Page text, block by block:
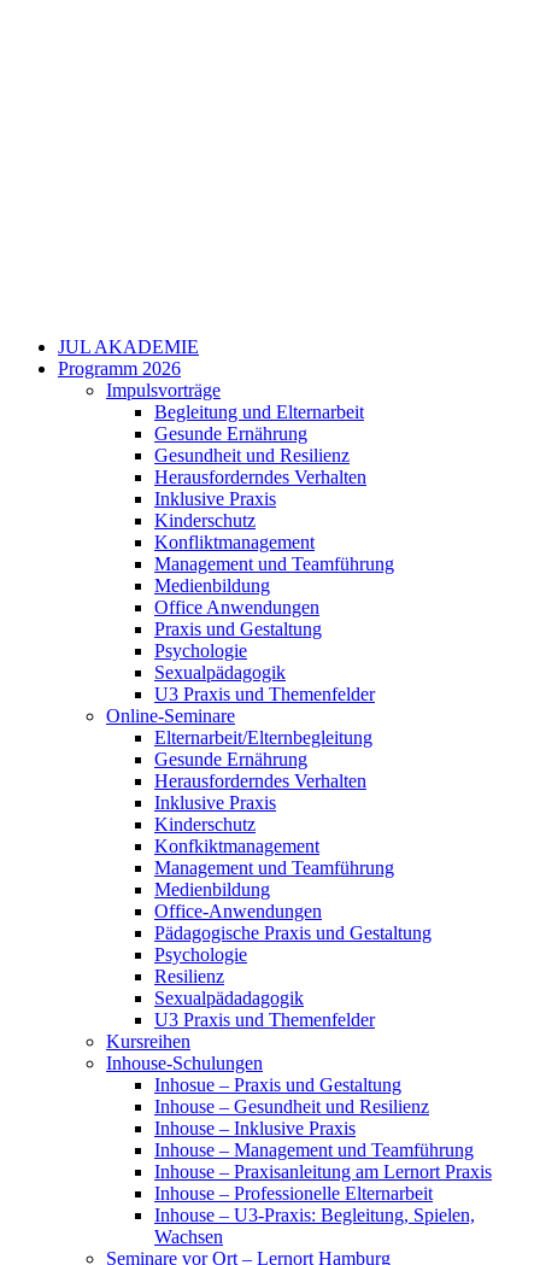
JUL AKADEMIE
Programm 2026
Impulsvorträge
Begleitung und Elternarbeit
Gesunde Ernährung
Gesundheit und Resilienz
Herausforderndes Verhalten
Inklusive Praxis
Kinderschutz
Konfliktmanagement
Management und Teamführung
Medienbildung
Office Anwendungen
Praxis und Gestaltung
Psychologie
Sexualpädagogik
U3 Praxis und Themenfelder
Online-Seminare
Elternarbeit/Elternbegleitung
Gesunde Ernährung
Herausforderndes Verhalten
Inklusive Praxis
Kinderschutz
Konfkiktmanagement
Management und Teamführung
Medienbildung
Office-Anwendungen
Pädagogische Praxis und Gestaltung
Psychologie
Resilienz
Sexualpädadagogik
U3 Praxis und Themenfelder
Kursreihen
Inhouse-Schulungen
Inhosue – Praxis und Gestaltung
Inhouse – Gesundheit und Resilienz
Inhouse – Inklusive Praxis
Inhouse – Management und Teamführung
Inhouse – Praxisanleitung am Lernort Praxis
Inhouse – Professionelle Elternarbeit
Inhouse – U3-Praxis: Begleitung, Spielen,
Wachsen
Seminare vor Ort – Lernort Hamburg